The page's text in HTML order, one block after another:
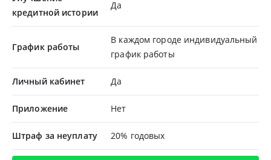
кредитной истории
Да
График работы
В каждом городе индивидуальный
график работы
Личный кабинет Да
Приложение Нет
Штраф за неуплату 20% годовых